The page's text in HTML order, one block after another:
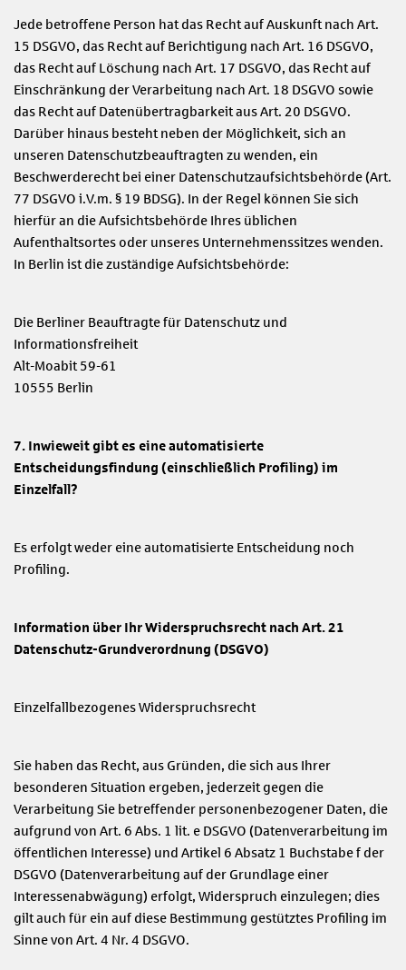
Jede betroffene Person hat das Recht auf Auskunft nach Art.
15 DSGVO, das Recht auf Berichtigung nach Art. 16 DSGVO,
das Recht auf Löschung nach Art. 17 DSGVO, das Recht auf
Einschränkung der Verarbeitung nach Art. 18 DSGVO sowie
das Recht auf Datenübertragbarkeit aus Art. 20 DSGVO.
Darüber hinaus besteht neben der Möglichkeit, sich an
unseren Datenschutzbeauftragten zu wenden, ein
Beschwerderecht bei einer Datenschutzaufsichtsbehörde (Art.
77 DSGVO i.V.m. § 19 BDSG). In der Regel können Sie sich
hierfür an die Aufsichtsbehörde Ihres üblichen
Aufenthaltsortes oder unseres Unternehmenssitzes wenden.
In Berlin ist die zuständige Aufsichtsbehörde:
Die Berliner Beauftragte für Datenschutz und
Informationsfreiheit
Alt-Moabit 59-61
10555 Berlin
7. Inwieweit gibt es eine automatisierte
Entscheidungsfindung (einschließlich Profiling) im
Einzelfall?
Es erfolgt weder eine automatisierte Entscheidung noch
Profiling.
Information über Ihr Widerspruchsrecht nach Art. 21
Datenschutz-Grundverordnung (DSGVO)
Einzelfallbezogenes Widerspruchsrecht
Sie haben das Recht, aus Gründen, die sich aus Ihrer
besonderen Situation ergeben, jederzeit gegen die
Verarbeitung Sie betreffender personenbezogener Daten, die
aufgrund von Art. 6 Abs. 1 lit. e DSGVO (Datenverarbeitung im
öffentlichen Interesse) und Artikel 6 Absatz 1 Buchstabe f der
DSGVO (Datenverarbeitung auf der Grundlage einer
Interessenabwägung) erfolgt, Widerspruch einzulegen; dies
gilt auch für ein auf diese Bestimmung gestütztes Profiling im
Sinne von Art. 4 Nr. 4 DSGVO.